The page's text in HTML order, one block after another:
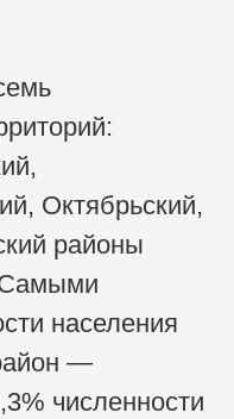
Октябрьский,
районы
Самыми
населения
—
численности